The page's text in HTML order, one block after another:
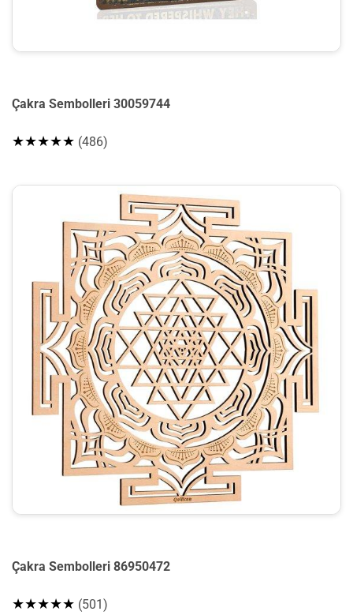
Çakra Sembolleri 30059744
★★★★★ (486)
Çakra Sembolleri 86950472
★★★★★ (501)